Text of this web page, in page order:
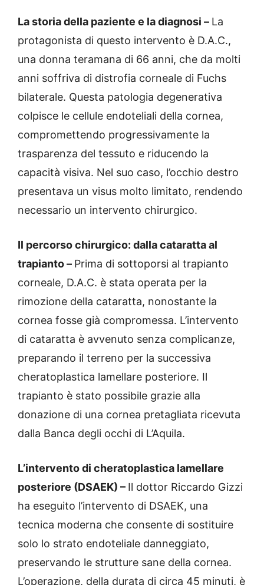
La storia della paziente e la diagnosi – La
protagonista di questo intervento è D.A.C.,
una donna teramana di 66 anni, che da molti
anni soffriva di distrofia corneale di Fuchs
bilaterale. Questa patologia degenerativa
colpisce le cellule endoteliali della cornea,
compromettendo progressivamente la
trasparenza del tessuto e riducendo la
capacità visiva. Nel suo caso, l’occhio destro
presentava un visus molto limitato, rendendo
necessario un intervento chirurgico.
Il percorso chirurgico: dalla cataratta al
trapianto – Prima di sottoporsi al trapianto
corneale, D.A.C. è stata operata per la
rimozione della cataratta, nonostante la
cornea fosse già compromessa. L’intervento
di cataratta è avvenuto senza complicanze,
preparando il terreno per la successiva
cheratoplastica lamellare posteriore. Il
trapianto è stato possibile grazie alla
donazione di una cornea pretagliata ricevuta
dalla Banca degli occhi di L’Aquila.
L’intervento di cheratoplastica lamellare
posteriore (DSAEK) – Il dottor Riccardo Gizzi
ha eseguito l’intervento di DSAEK, una
tecnica moderna che consente di sostituire
solo lo strato endoteliale danneggiato,
preservando le strutture sane della cornea.
L’operazione, della durata di circa 45 minuti, è